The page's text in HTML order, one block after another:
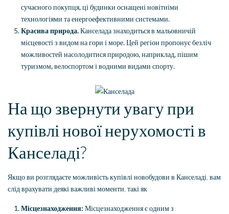
сучасного покупця, ці будинки оснащені новітніми
технологіями та енергоефективними системами.
Красива природа.Канселада знаходиться в мальовничій
місцевості з видом на гори і море. Цей регіон пропонує безліч
можливостей насолодитися природою, наприклад, пішим
туризмом, велоспортом і водними видами спорту.
На що звернути увагу при
купівлі нової нерухомості в
Канселаді?
Якщо ви розглядаєте можливість купівлі новобудови в Канселаді, вам
слід врахувати деякі важливі моменти, такі як
Місцезнаходження: Місцезнаходження є одним з